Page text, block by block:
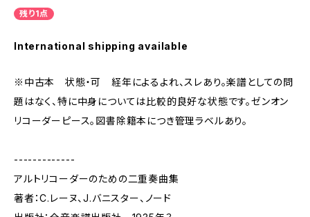
残り1点
International shipping available
※中古本 状態・可 経年によるよれ、スレあり。楽譜としての問
題はなく、特に中身については比較的良好な状態です。ゼンオン
リコーダーピース。図書除籍本につき管理ラベルあり。
-------------
アルトリコーダーのための二重奏曲集
著者：C.レーヌ、J.バニスター、ノード